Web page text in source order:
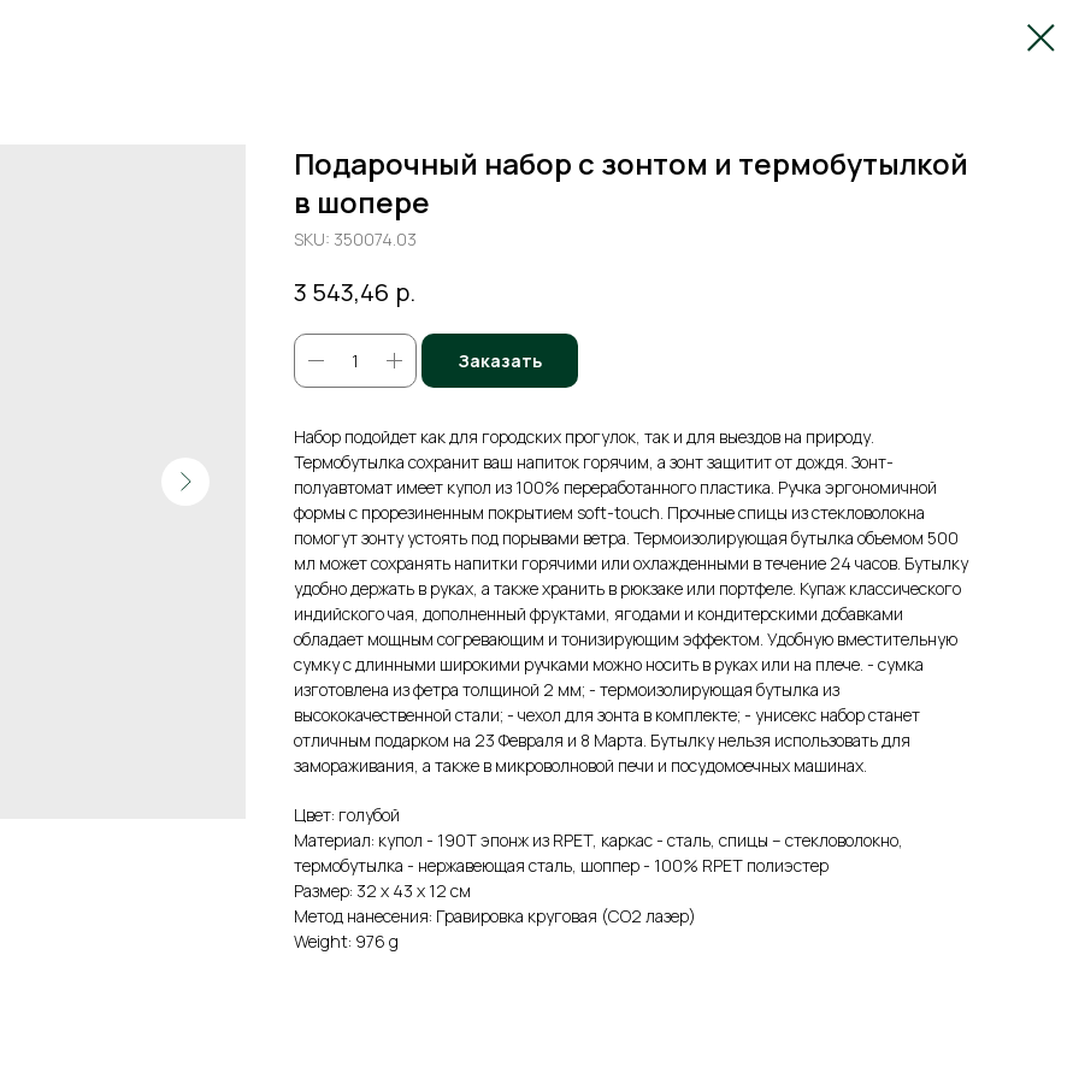
Подарочный набор с зонтом и термобутылкой
в шопере
SKU: 350074.03
3 543,46 р.
Заказать
Набор подойдет как для городских прогулок, так и для выездов на природу.
Термобутылка сохранит ваш напиток горячим, а зонт защитит от дождя. Зонт-
полуавтомат имеет купол из 100% переработанного пластика. Ручка эргономичной
формы с прорезиненным покрытием soft-touch. Прочные спицы из стекловолокна
помогут зонту устоять под порывами ветра. Термоизолирующая бутылка объемом 500
мл может сохранять напитки горячими или охлажденными в течение 24 часов. Бутылку
удобно держать в руках, а также хранить в рюкзаке или портфеле. Купаж классического
индийского чая, дополненный фруктами, ягодами и кондитерскими добавками
обладает мощным согревающим и тонизирующим эффектом. Удобную вместительную
сумку с длинными широкими ручками можно носить в руках или на плече. - сумка
изготовлена из фетра толщиной 2 мм; - термоизолирующая бутылка из
высококачественной стали; - чехол для зонта в комплекте; - унисекс набор станет
отличным подарком на 23 Февраля и 8 Марта. Бутылку нельзя использовать для
замораживания, а также в микроволновой печи и посудомоечных машинах.
Цвет: голубой
Материал: купол - 190Т эпонж из RPET, каркас - сталь, спицы – стекловолокно,
термобутылка - нержавеющая сталь, шоппер - 100% RPET полиэстер
Размер: 32 х 43 х 12 см
Метод нанесения: Гравировка круговая (CO2 лазер)
Weight: 976 g